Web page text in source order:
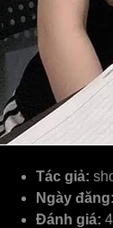
Tác giả:
Ngày đăng:
Đánh giá: